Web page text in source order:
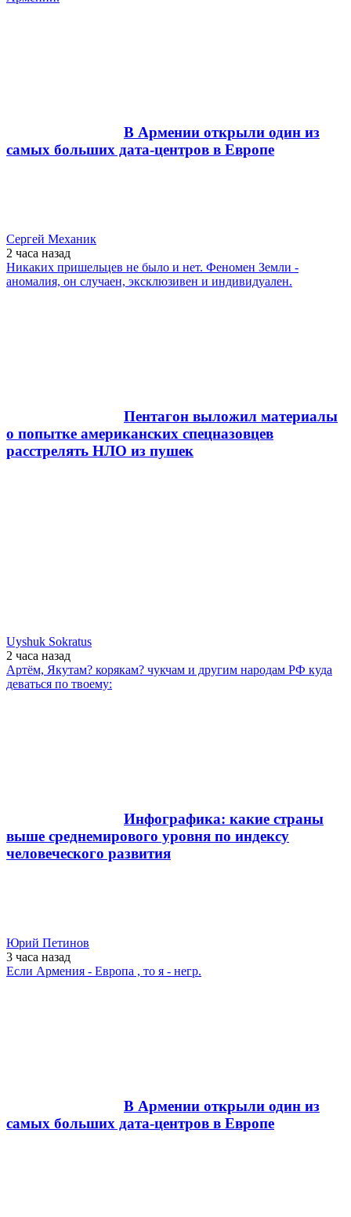
В Армении открыли один из
самых больших дата-центров в Европе
Сергей Механик
2 часа назад
Никаких пришельцев не было и нет. Феномен Земли -
аномалия, он случаен, эксклюзивен и индивидуален.
Пентагон выложил материалы
о попытке американских спецназовцев
расстрелять НЛО из пушек
Uyshuk Sokratus
2 часа назад
Артём, Якутам? корякам? чукчам и другим народам РФ куда
деваться по твоему:
Инфографика: какие страны
выше среднемирового уровня по индексу
человеческого развития
Юрий Петинов
3 часа назад
Если Армения - Европа , то я - негр.
В Армении открыли один из
самых больших дата-центров в Европе